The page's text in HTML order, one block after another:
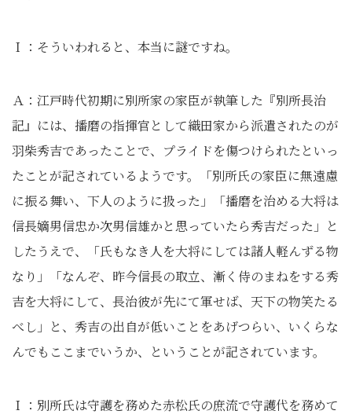
Ｉ：そういわれると、本当に謎ですね。
Ａ：江戸時代初期に別所家の家臣が執筆した『別所長治
記』には、播磨の指揮官として織田家から派遣されたのが
羽柴秀吉であったことで、プライドを傷つけられたといっ
たことが記されているようです。「別所氏の家臣に無遠慮
に振る舞い、下人のように扱った」「播磨を治める大将は
信長嫡男信忠か次男信雄かと思っていたら秀吉だった」と
したうえで、「氏もなき人を大将にしては諸人軽んずる物
なり」「なんぞ、昨今信長の取立、漸く侍のまねをする秀
吉を大将にして、長治彼が先にて軍せば、天下の物笑たる
べし」と、秀吉の出自が低いことをあげつらい、いくらな
んでもここまでいうか、ということが記されています。
Ｉ：別所氏は守護を務めた赤松氏の庶流で守護代を務めて